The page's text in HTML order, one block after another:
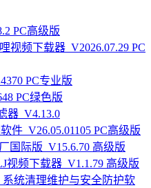
PC高级版
视频下载器_V2026.07.29 PC
PC专业版
PC绿色版
器_V4.13.0
件_V26.05.01105 PC高级版
国际版_V15.6.70 高级版
视频下载器_V1.1.79 高级版
系统清理维护与安全防护软